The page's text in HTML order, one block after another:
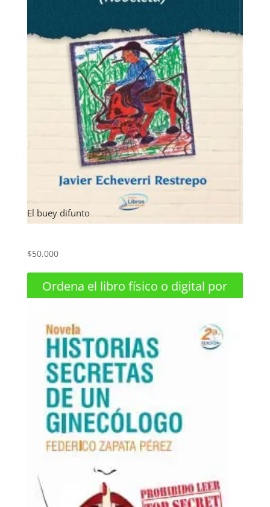
El buey difunto
$50.000
Ordena el libro físico o digital por